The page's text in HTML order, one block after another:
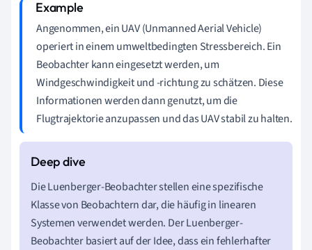
Angenommen, ein UAV (Unmanned Aerial Vehicle)
operiert in einem umweltbedingten Stressbereich. Ein
Beobachter kann eingesetzt werden, um
Windgeschwindigkeit und -richtung zu schätzen. Diese
Informationen werden dann genutzt, um die
Flugtrajektorie anzupassen und das UAV stabil zu halten.
Die Luenberger-Beobachter stellen eine spezifische
Klasse von Beobachtern dar, die häufig in linearen
Systemen verwendet werden. Der Luenberger-
Beobachter basiert auf der Idee, dass ein fehlerhafter